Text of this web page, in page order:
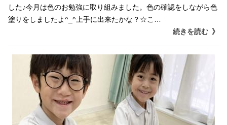
した♪今月は色のお勉強に取り組みました。色の確認をしながら色
塗りをしましたよ^_^上手に出来たかな？☆こ…
続きを読む